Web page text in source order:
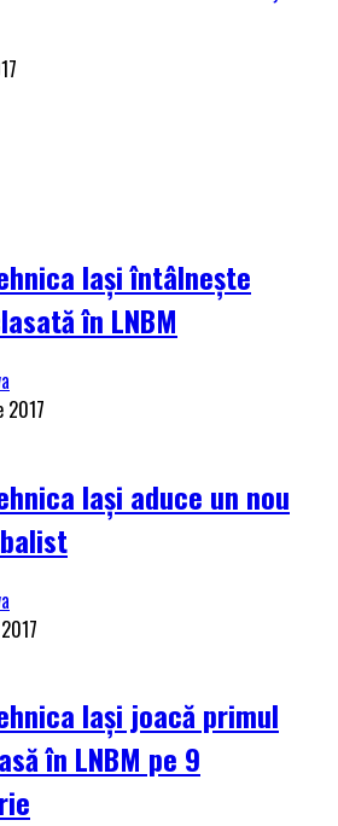
Iași întâlnește
în LNBM
2017
Iași aduce un nou
Iași joacă primul
în LNBM pe 9